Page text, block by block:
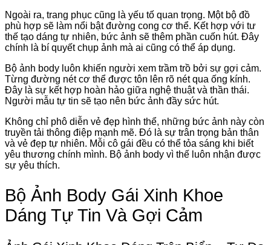
Ngoài ra, trang phục cũng là yếu tố quan trọng. Một bộ đồ
phù hợp sẽ làm nổi bật đường cong cơ thể. Kết hợp với tư
thế tạo dáng tự nhiên, bức ảnh sẽ thêm phần cuốn hút. Đây
chính là bí quyết chụp ảnh mà ai cũng có thể áp dụng.
Bộ ảnh body luôn khiến người xem trầm trồ bởi sự gợi cảm.
Từng đường nét cơ thể được tôn lên rõ nét qua ống kính.
Đây là sự kết hợp hoàn hảo giữa nghệ thuật và thần thái.
Người mẫu tự tin sẽ tạo nên bức ảnh đầy sức hút.
Không chỉ phô diễn vẻ đẹp hình thể, những bức ảnh này còn
truyền tải thông điệp mạnh mẽ. Đó là sự trân trọng bản thân
và vẻ đẹp tự nhiên. Mỗi cô gái đều có thể tỏa sáng khi biết
yêu thương chính mình. Bộ ảnh body vì thế luôn nhận được
sự yêu thích.
Bộ Ảnh Body Gái Xinh Khoe
Dáng Tự Tin Và Gợi Cảm